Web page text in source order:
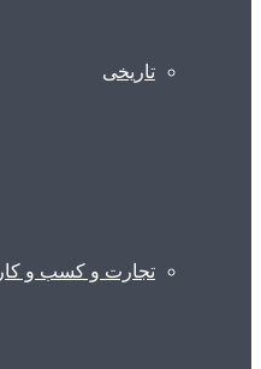
تاریخی
تجارت و کسب و کار